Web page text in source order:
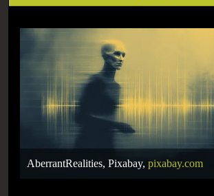
AberrantRealities, Pixabay, pixabay.com